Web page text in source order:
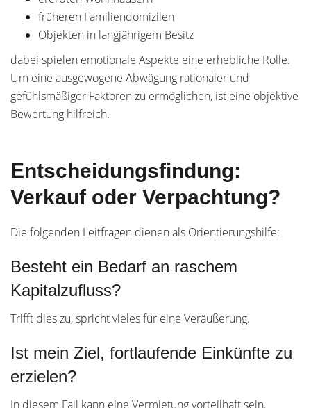
früheren Familiendomizilen
Objekten in langjährigem Besitz
dabei spielen emotionale Aspekte eine erhebliche Rolle.
Um eine ausgewogene Abwägung rationaler und
gefühlsmäßiger Faktoren zu ermöglichen, ist eine objektive
Bewertung hilfreich.
Entscheidungsfindung:
Verkauf oder Verpachtung?
Die folgenden Leitfragen dienen als Orientierungshilfe:
Besteht ein Bedarf an raschem
Kapitalzufluss?
Trifft dies zu, spricht vieles für eine Veräußerung.
Ist mein Ziel, fortlaufende Einkünfte zu
erzielen?
In diesem Fall kann eine Vermietung vorteilhaft sein.